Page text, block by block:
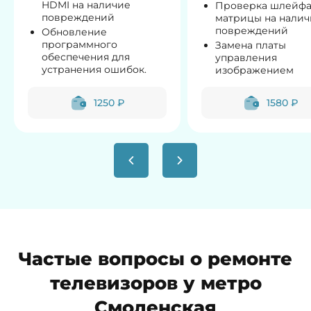
HDMI на наличие
повреждений
Обновление
программного
обеспечения для
устранения ошибок.
1250 ₽
Проверка шлейфа
матрицы на
повреждений
Замена платы
управления
изображением
1580 ₽
Частые вопросы о ремонте
телевизоров у метро